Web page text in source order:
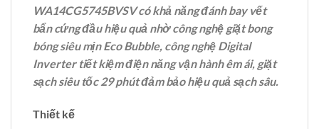
WA14CG5745BVSV có khả năng đánh bay vết
bẩn cứng đầu hiệu quả nhờ công nghệ giặt bong
bóng siêu mịn Eco Bubble, công nghệ Digital
Inverter tiết kiệm điện năng vận hành êm ái, giặt
sạch siêu tốc 29 phút đảm bảo hiệu quả sạch sâu.
Thiết kế